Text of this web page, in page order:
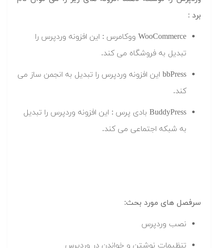
برد :
WooCommerce ووکامرس : این افزونه وردپرس را
تبدیل به فروشگاه می کند.
bbPress این افزونه وردپرس را تبدیل به انجمن ساز می
کند.
BuddyPress بادی پرس : این افزونه وردپرس را تبدیل
به شبکه اجتماعی می کند.
سرفصل های مورد بحث:
نصب وردپرس
تنظیمات نوشتن و خواندن در وردپرس